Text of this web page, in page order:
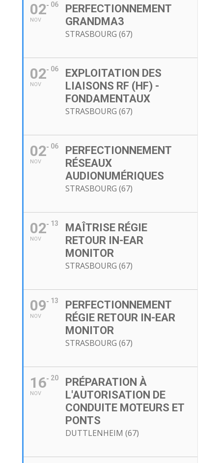
02
NOV
06
PERFECTIONNEMENT
GRANDMA3
STRASBOURG (67)
02
NOV
06
EXPLOITATION DES
LIAISONS RF (HF) -
FONDAMENTAUX
STRASBOURG (67)
02
NOV
06
PERFECTIONNEMENT
RÉSEAUX
AUDIONUMÉRIQUES
STRASBOURG (67)
02
NOV
13
MAÎTRISE RÉGIE
RETOUR IN-EAR
MONITOR
STRASBOURG (67)
09
NOV
13
PERFECTIONNEMENT
RÉGIE RETOUR IN-EAR
MONITOR
STRASBOURG (67)
16
NOV
20
PRÉPARATION À
L'AUTORISATION DE
CONDUITE MOTEURS ET
PONTS
DUTTLENHEIM (67)